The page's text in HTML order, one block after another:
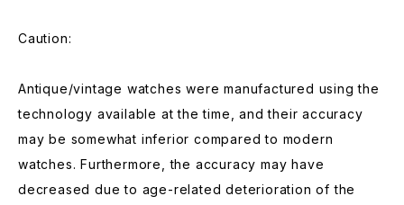
Caution:
Antique/vintage watches were manufactured using the
technology available at the time, and their accuracy
may be somewhat inferior compared to modern
watches. Furthermore, the accuracy may have
decreased due to age-related deterioration of the